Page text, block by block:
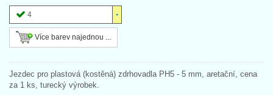
4
Více barev najednou ...
Jezdec pro plastová (kostěná) zdrhovadla PH5 - 5 mm, aretační, cena
za 1 ks, turecký výrobek.